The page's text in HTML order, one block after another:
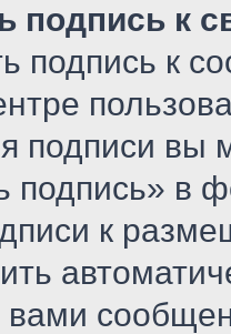
подпись к
подпись к
подписи вы
подпись» в
к